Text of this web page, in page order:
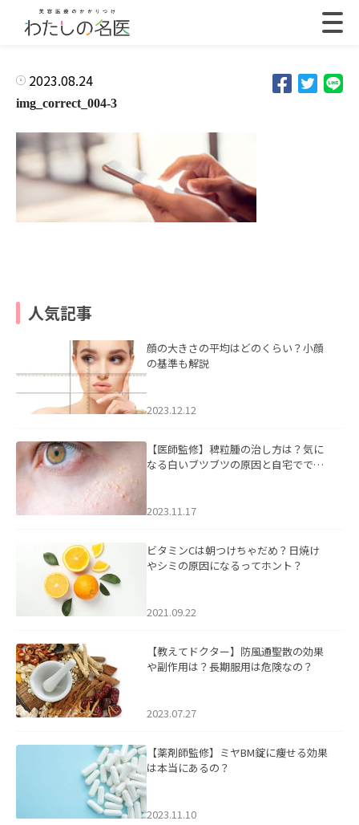
2023.08.24
img_correct_004-3
人気記事
顔の大きさの平均はどのくらい？小顔
の基準も解説
2023.12.12
【医師監修】稗粒腫の治し方は？気に
なる白いブツブツの原因と自宅ででき
2023.11.17
ビタミンCは朝つけちゃだめ？日焼け
やシミの原因になるってホント？
2021.09.22
【教えてドクター】防風通聖散の効果
や副作用は？長期服用は危険なの？
2023.07.27
【薬剤師監修】ミヤBM錠に痩せる効果
は本当にあるの？
2023.11.10